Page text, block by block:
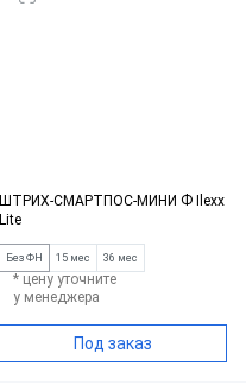
ШТРИХ-СМАРТПОС-МИНИ Ф Ilexx
Lite
Без ФН 15 мес 36 мес
* цену уточните
у менеджера
Под заказ